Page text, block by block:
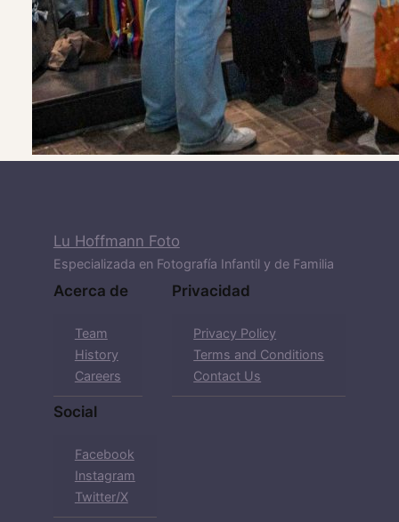
Lu Hoffmann Foto
Especializada en Fotografía Infantil y de Familia
Acerca de
Team
History
Careers
Privacidad
Privacy Policy
Terms and Conditions
Contact Us
Social
Facebook
Instagram
Twitter/X